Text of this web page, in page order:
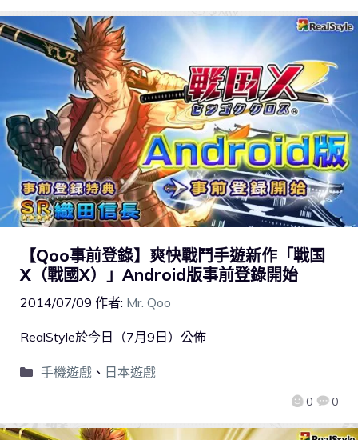
【Qoo事前登錄】爽快戰鬥手遊新作「戦国
X（戰國X）」Android版事前登錄開始
2014/07/09 作者: Mr. Qoo
0 0
RealStyle於今日（7月9日）公佈
手機遊戲、 日本遊戲